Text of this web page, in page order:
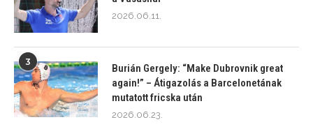
2026.06.11.
3
Burián Gergely: “Make Dubrovnik great
again!” – Átigazolás a Barcelonetának
mutatott fricska után
2026.06.23.